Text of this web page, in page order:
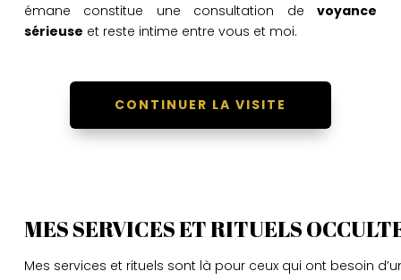
émane constitue une consultation devoyance
sérieuse et reste intime entre vous et moi.
CONTINUER LA VISITE
MES SERVICES ET RITUELS
Mes services et rituels sont là pour ceux qui ont besoin